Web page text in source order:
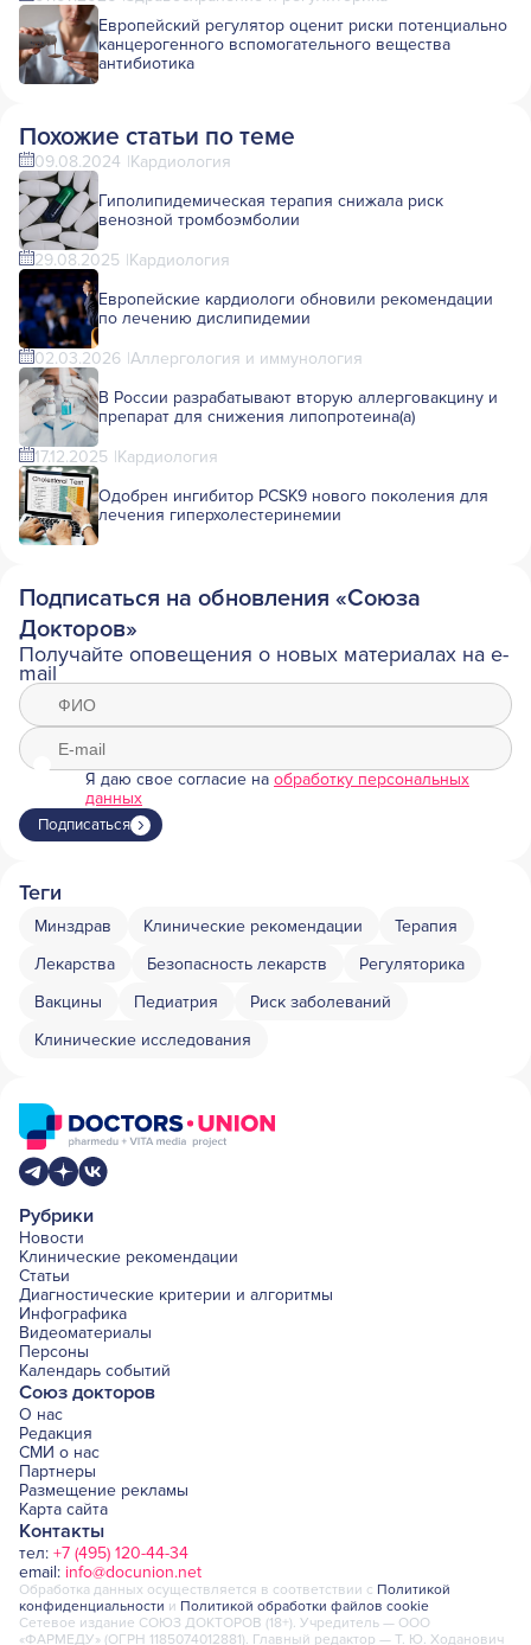
Европейский регулятор оценит риски потенциально
канцерогенного вспомогательного вещества
антибиотика
Похожие статьи по теме
09.08.2024 Кардиология
Гиполипидемическая терапия снижала риск
венозной тромбоэмболии
29.08.2025 Кардиология
Европейские кардиологи обновили рекомендации
по лечению дислипидемии
02.03.2026 Аллергология и иммунология
В России разрабатывают вторую аллерговакцину и
препарат для снижения липопротеина(а)
17.12.2025 Кардиология
Одобрен ингибитор PCSK9 нового поколения для
лечения гиперхолестеринемии
Подписаться на обновления «Союза
Докторов»
Получайте оповещения о новых материалах на e-
mail
Я даю свое согласие на обработку персональных
данных
Подписаться
Теги
Минздрав Клинические рекомендации
Терапия
Лекарства
Безопасность лекарств
Регуляторика
Вакцины
Педиатрия
Риск заболеваний
Клинические исследования
Рубрики
Новости
Клинические рекомендации
Статьи
Диагностические критерии и алгоритмы
Инфографика
Видеоматериалы
Персоны
Календарь событий
Союз докторов
О нас
Редакция
СМИ о нас
Партнеры
Размещение рекламы
Карта сайта
Контакты
тел: +7 (495) 120-44-34
email: info@docunion.net
Обработка данных осуществляется в соответствии с Политикой
конфиденциальности и Политикой обработки файлов cookie
Сетевое издание СОЮЗ ДОКТОРОВ (18+). Учредитель — ООО
«ФАРМЕДУ» (ОГРН 1185074012881). Главный редактор — Т. Ю. Ходанович